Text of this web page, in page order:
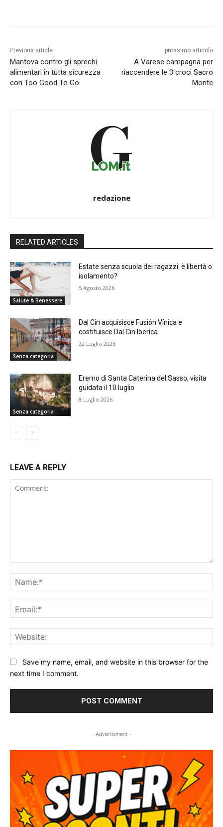
Previous article
Mantova contro gli sprechi
alimentari in tutta sicurezza
con Too Good To Go
prossimo articolo
A Varese campagna per
riaccendere le 3 croci Sacro
Monte
redazione
RELATED ARTICLES
Salute & Benessere
Estate senza scuola dei ragazzi: è libertà o
isolamento?
5 Agosto 2026
Senza categoria
Dal Cin acquisisce Fusión Vínica e
costituisce Dal Cin Iberica
22 Luglio 2026
Senza categoria
Eremo di Santa Caterina del Sasso, visita
guidata il 10 luglio
8 Luglio 2026
LEAVE A REPLY
Save my name, email, and website in this browser for the
next time I comment.
- Advertisment -